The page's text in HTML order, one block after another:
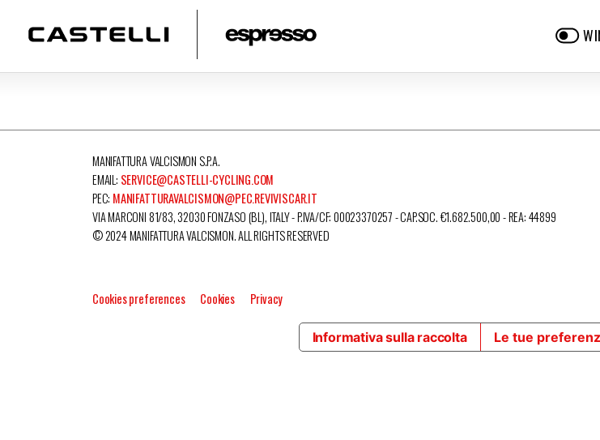
MANIFATTURA VALCISMON S.P.A.
EMAIL: SERVICE@CASTELLI-CYCLING.COM
PEC: MANIFATTURAVALCISMON@PEC.REVIVISCAR.IT
VIA MARCONI 81/83, 32030 FONZASO (BL), ITALY - P.IVA/CF: 00023370257 - CAP.SOC. €1.682.500,00 - REA: 44899
© 2024 MANIFATTURA VALCISMON. ALL RIGHTS RESERVED
Cookies preferences Cookies Privacy
Informativa sulla raccolta Le tue